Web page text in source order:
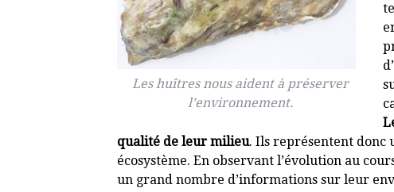
Les huîtres nous aident à préserver
l’environnement.
qualité de leur milieu. Ils représentent donc
écosystème. En observant l’évolution au
un grand nombre d’informations sur leur